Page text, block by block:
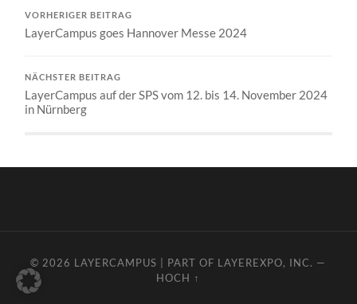
VORHERIGER BEITRAG
LayerCampus goes Hannover Messe 2024
NÄCHSTER BEITRAG
LayerCampus auf der SPS vom 12. bis 14. November 2024
in Nürnberg
© 2026 LAYERCAMPUS | PART OF LAYEREXPO, INC. —
HOCH ↑